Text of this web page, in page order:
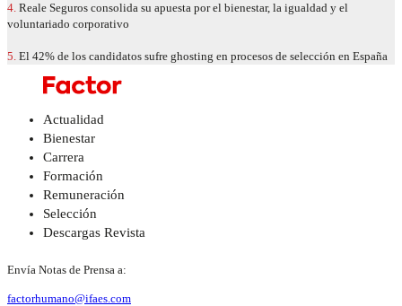
4. Reale Seguros consolida su apuesta por el bienestar, la igualdad y el
voluntariado corporativo
5. El 42% de los candidatos sufre ghosting en procesos de selección en España
Actualidad
Bienestar
Carrera
Formación
Remuneración
Selección
Descargas Revista
Envía Notas de Prensa a:
factorhumano@ifaes.com